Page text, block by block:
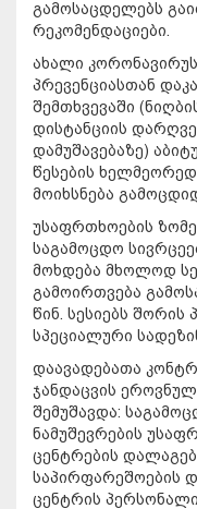
გამოსაცდელებს
რეკომენდაციები.
ახალი
პრევენციასთან
შემთხვევაში
დისტანციის
დამუშავებაზე)
წესების
მოიხსნება
უსაფრთხოების
საგამოცდო
მოხდება მხოლოდ
გამოირთვება
წინ. სესიებს
სპეციალური
დაავადებათა
ჯანდაცვის
შემუშავდა:
ნამუშევრების
ცენტრების
საპირფარეშოების
ცენტრის